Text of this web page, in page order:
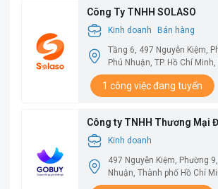
Công Ty TNHH SOLASO
Kinh doanh
Bán hàng
Tầng 6, 497 Nguyễn Kiệm,
Phú Nhuận, TP. Hồ Chí
1 công việc đang tuyển
Công ty TNHH Thương Mại
Việt NamKinh doanh
497 Nguyễn Kiệm, Phường
Nhuận, Thành phố Hồ Chí